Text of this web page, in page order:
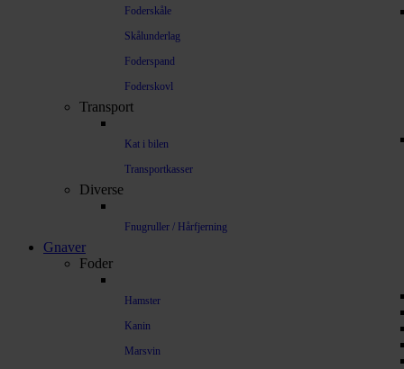
Foderskåle
Skålunderlag
Foderspand
Foderskovl
Transport
Kat i bilen
Transportkasser
Diverse
Fnugruller / Hårfjerning
Gnaver
Foder
Hamster
Kanin
Marsvin